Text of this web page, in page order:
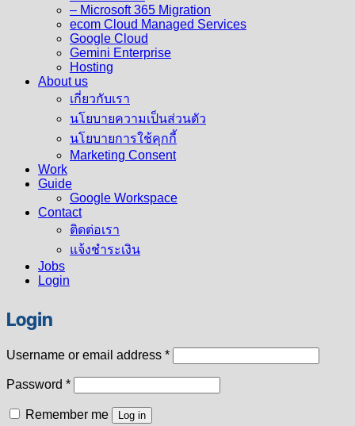
– Microsoft 365 Migration
ecom Cloud Managed Services
Google Cloud
Gemini Enterprise
Hosting
About us
เกี่ยวกับเรา
นโยบายความเป็นส่วนตัว
นโยบายการใช้คุกกี้
Marketing Consent
Work
Guide
Google Workspace
Contact
ติดต่อเรา
แจ้งชำระเงิน
Jobs
Login
Login
Username or email address *Required
Password *Required
Remember me Log in